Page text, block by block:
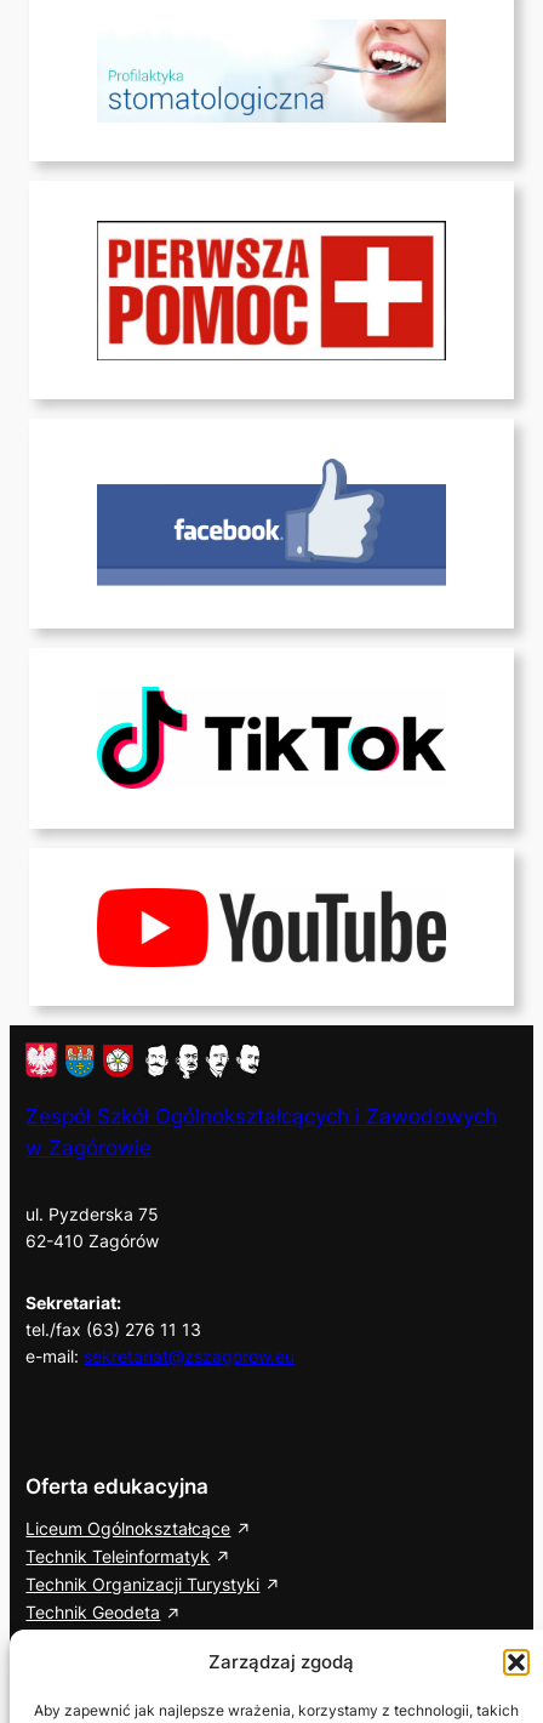
Zarządzaj zgodą
Aby zapewnić jak najlepsze wrażenia, korzystamy z technologii, takich
Zespół Szkół Ogólnokształcących i Zawodowych
w Zagórowie
ul. Pyzderska 75
62-410 Zagórów
Sekretariat:
tel./fax (63) 276 11 13
e-mail: sekretariat@zszagorow.eu
Oferta edukacyjna
Liceum Ogólnokształcące
Technik Teleinformatyk
Technik Organizacji Turystyki
Technik Geodeta
Cisco Networking Academy